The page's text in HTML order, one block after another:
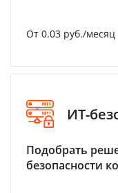
От 0.03 руб./месяц
ИТ-
Подобрать
безопасности